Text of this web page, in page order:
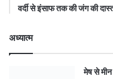
वर्दी से इंसाफ तक की जंग की
अध्यात्म
मेष से